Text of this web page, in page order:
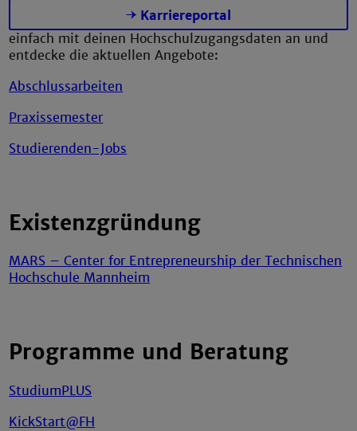
Karriereportal
einfach mit deinen Hochschulzugangsdaten an und
entdecke die aktuellen Angebote:
Abschlussarbeiten
Praxissemester
Studierenden-Jobs
Existenzgründung
MARS – Center for Entrepreneurship der Technischen
Hochschule Mannheim
Programme und Beratung
StudiumPLUS
KickStart@FH